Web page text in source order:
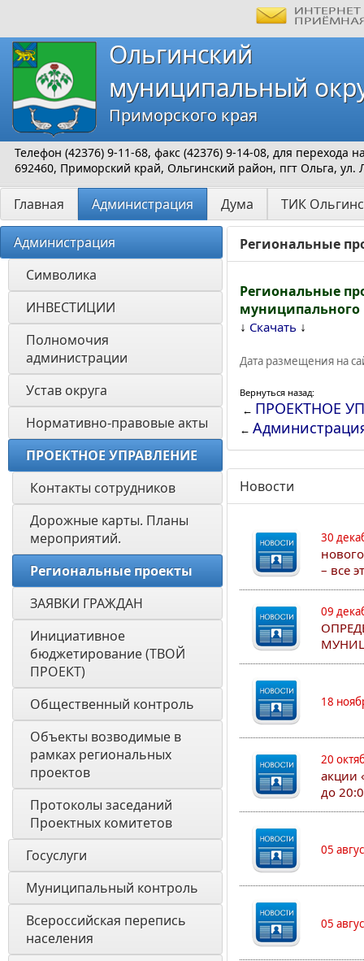
Ольгинский
муниципальный
Приморского края
Телефон (42376) 9-11-68, факс (42376) 9-14-08, для перехода
692460, Приморский край, Ольгинский район, пгт Ольга, ул.
Главная Администрация Дума ТИК
Администрация
Символика
ИНВЕСТИЦИИ
Полномочия
администрации
Устав округа
Нормативно-правовые акты
ПРОЕКТНОЕ УПРАВЛЕНИЕ
Контакты сотрудников
Дорожные карты. Планы
мероприятий.
Региональные проекты
ЗАЯВКИ ГРАЖДАН
Инициативное
бюджетирование (ТВОЙ
ПРОЕКТ)
Общественный контроль
Объекты возводимые в
рамках региональных
проектов
Протоколы заседаний
Проектных комитетов
Госуслуги
Муниципальный контроль
Всероссийская перепись
населения
Региональные
Региональные
муниципального
↓ Скачать ↓
Дата размещения на
Вернуться назад:
← ПРОЕКТНОЕ
←
Новости
30
– все
09
18
20
акции
до
05
05